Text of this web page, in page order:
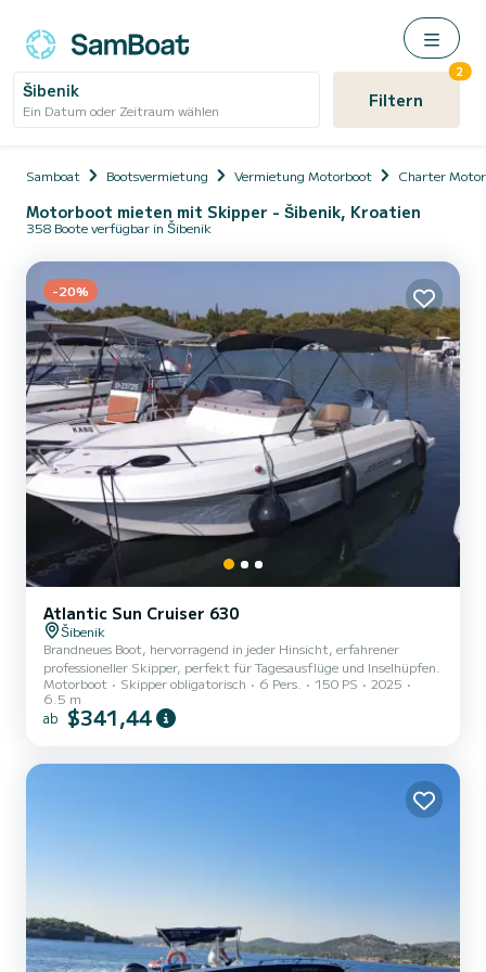
Šibenik
Ein Datum oder Zeitraum wählen Filtern
2
Samboat Bootsvermietung Vermietung Motorboot Charter
Motorboot mieten mit Skipper - Šibenik, Kroatien
358 Boote verfügbar in Šibenik
-20%
Atlantic Sun Cruiser 630
Šibenik
Brandneues Boot, hervorragend in jeder Hinsicht, erfahrener
professioneller Skipper, perfekt für Tagesausflüge und Inselhüpfen.
Motorboot
Skipper obligatorisch 6 Pers. 150 PS
2025
6.5 m
ab $341,44